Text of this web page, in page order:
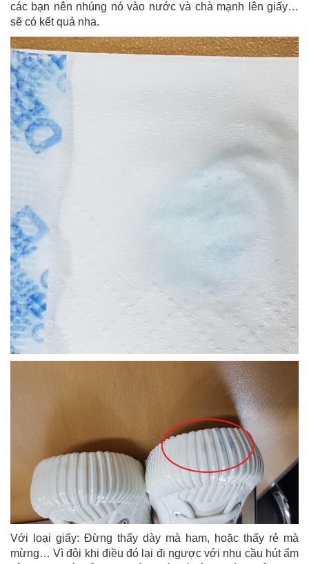
các bạn nên nhúng nó vào nước và chà mạnh lên giấy…
sẽ có kết quả nha.
Với loại giấy: Đừng thấy dày mà ham, hoặc thấy rẻ mà
mừng… Vì đôi khi điều đó lại đi ngược với nhu cầu hút ẩm